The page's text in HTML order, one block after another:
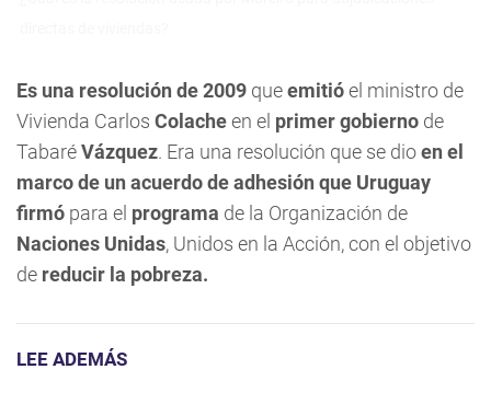
Es una resolución de 2009 queemitióel ministro de
Vivienda Carlos Colacheen el primer gobierno de
TabaréVázquez. Era una resolución que se dioen el
marco de un acuerdo de adhesión que Uruguay
firmó para el programa de la Organización de
Naciones Unidas, Unidos en la Acción, con el objetivo
de reducir la pobreza.
LEE ADEMÁS